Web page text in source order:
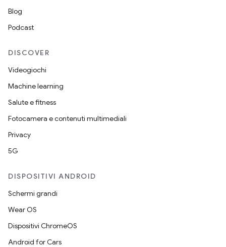
Blog
Podcast
DISCOVER
Videogiochi
Machine learning
Salute e fitness
Fotocamera e contenuti multimediali
Privacy
5G
DISPOSITIVI ANDROID
Schermi grandi
Wear OS
Dispositivi ChromeOS
Android for Cars